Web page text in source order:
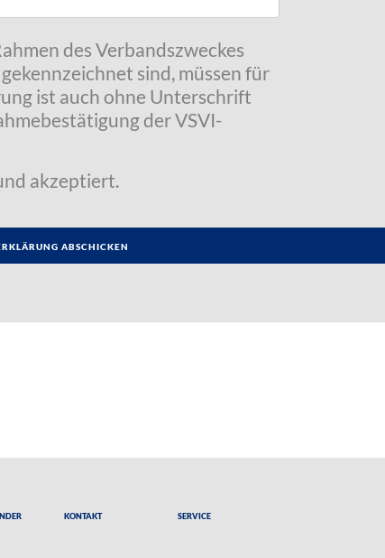
des Verbandszweckes
sind, müssen für
ist auch ohne Unterschrift
der VSVI-
akzeptiert.
Kontakt Service